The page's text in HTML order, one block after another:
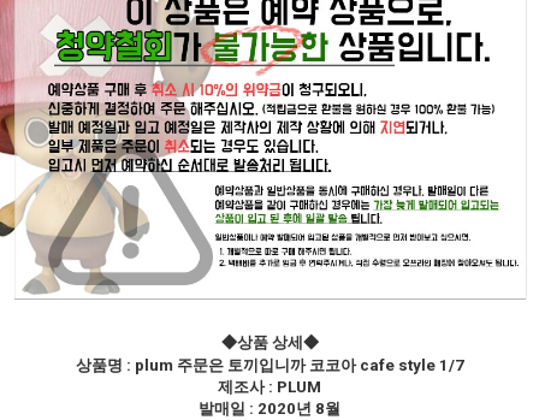
◆상품 상세◆
상품명 : plum 주문은 토끼입니까 코코아 cafe style 1/7
제조사 : PLUM
발매일 : 2020년 8월